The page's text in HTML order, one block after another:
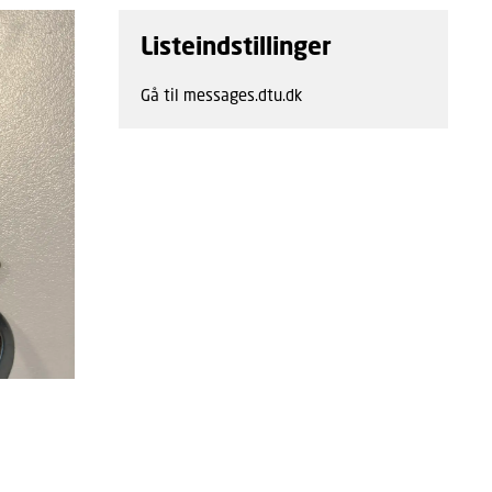
Listeindstillinger
Gå til messages.dtu.dk